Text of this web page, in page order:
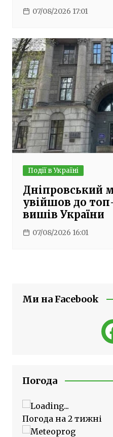
07/08/2026 17:01
Події в Україні
Дніпровський
увійшов до
вишів України
07/08/2026 16:01
Ми на Facebook
Погода
Погода на 2 тижні